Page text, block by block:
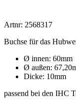
Artnr: 2568317
Buchse für das
Ø innen: 60mm
Ø außen:
Dicke: 10mm
passend bei den IHC